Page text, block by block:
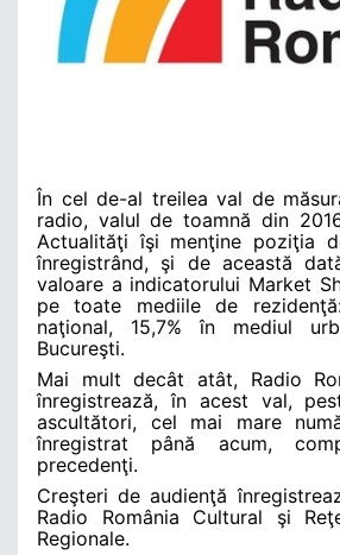
În cel de-al treilea val de
radio, valul de toamnă din
Actualităţi îşi menţine poziţia
înregistrând, şi de această
valoare a indicatorului Market
pe toate mediile de
naţional, 15,7% în mediul
Bucureşti.
Mai mult decât atât, Radio
înregistrează, în acest val,
ascultători, cel mai mare
înregistrat până acum,
precedenţi.
Creşteri de audienţă
Radio România Cultural şi
Regionale.